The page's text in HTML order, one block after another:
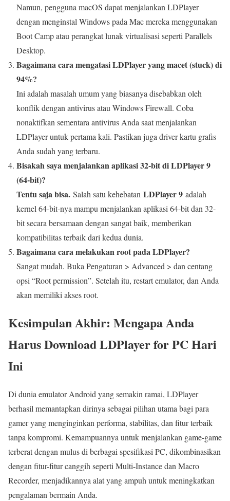
Namun, pengguna macOS dapat menjalankan LDPlayer
dengan menginstal Windows pada Mac mereka menggunakan
Boot Camp atau perangkat lunak virtualisasi seperti Parallels
Desktop.
Bagaimana cara mengatasi LDPlayer yang macet (stuck) di
94%?
Ini adalah masalah umum yang biasanya disebabkan oleh
konflik dengan antivirus atau Windows Firewall. Coba
nonaktifkan sementara antivirus Anda saat menjalankan
LDPlayer untuk pertama kali. Pastikan juga driver kartu grafis
Anda sudah yang terbaru.
Bisakah saya menjalankan aplikasi 32-bit di LDPlayer 9
(64-bit)?
Tentu saja bisa. Salah satu kehebatan LDPlayer 9 adalah
kernel 64-bit-nya mampu menjalankan aplikasi 64-bit dan 32-
bit secara bersamaan dengan sangat baik, memberikan
kompatibilitas terbaik dari kedua dunia.
Bagaimana cara melakukan root pada LDPlayer?
Sangat mudah. Buka Pengaturan > Advanced > dan centang
opsi “Root permission”. Setelah itu, restart emulator, dan Anda
akan memiliki akses root.
Kesimpulan Akhir: Mengapa Anda
Harus Download LDPlayer for PC Hari
Ini
Di dunia emulator Android yang semakin ramai, LDPlayer
berhasil memantapkan dirinya sebagai pilihan utama bagi para
gamer yang menginginkan performa, stabilitas, dan fitur terbaik
tanpa kompromi. Kemampuannya untuk menjalankan game-game
terberat dengan mulus di berbagai spesifikasi PC, dikombinasikan
dengan fitur-fitur canggih seperti Multi-Instance dan Macro
Recorder, menjadikannya alat yang ampuh untuk meningkatkan
pengalaman bermain Anda.